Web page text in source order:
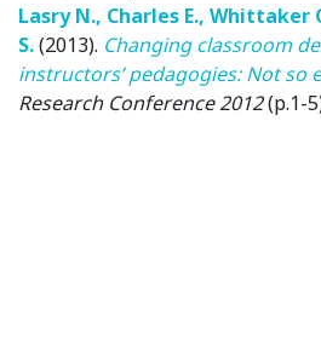
Lasry N., Charles E., Whittaker
S.(2013). Changing classroom
instructors’ pedagogies: Not so
Research Conference 2012(p.1-